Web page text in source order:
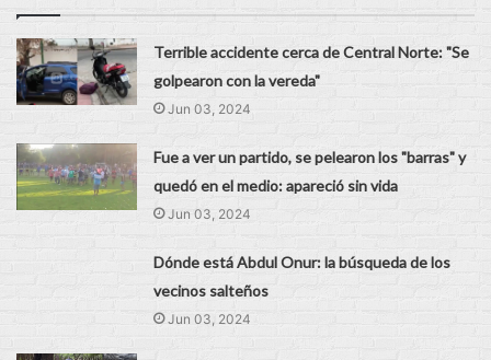
Terrible accidente cerca de Central Norte: "Se
golpearon con la vereda"
Jun 03, 2024
Fue a ver un partido, se pelearon los "barras" y
quedó en el medio: apareció sin vida
Jun 03, 2024
Dónde está Abdul Onur: la búsqueda de los
vecinos salteños
Jun 03, 2024